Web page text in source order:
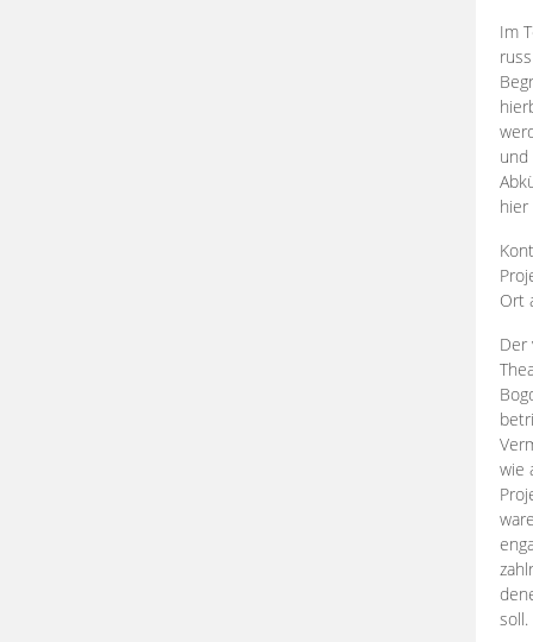
Im
und
Ort
Der
wie
zahlr
soll.